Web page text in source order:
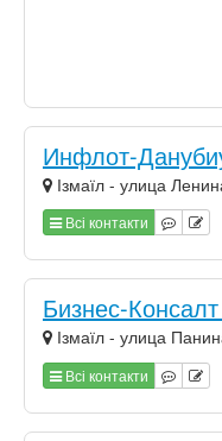
Инфлот-
Ізмаїл - улица
Всі контакти
Бизнес-
Ізмаїл - улица
Всі контакти